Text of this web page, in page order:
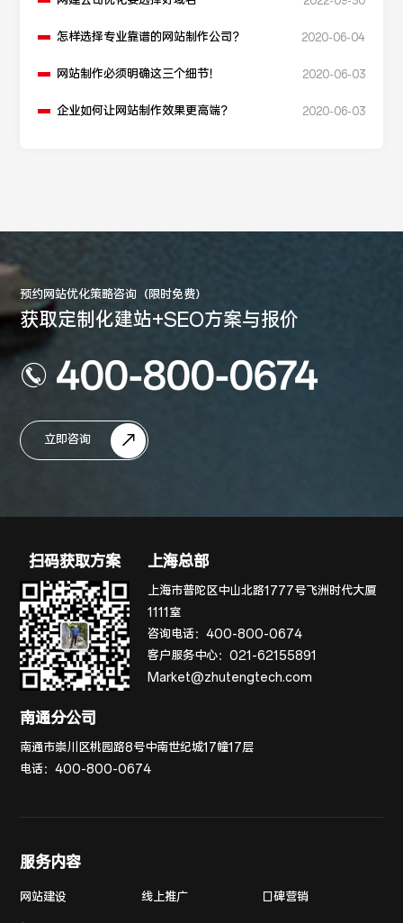
怎样选择专业靠谱的网站制作公司？ 2020-06-04
网站制作必须明确这三个细节！ 2020-06-03
企业如何让网站制作效果更高端？ 2020-06-03
预约网站优化策略咨询（限时免费）
获取定制化建站+SEO方案与报价
400-800-0674
立即咨询
扫码获取方案 上海总部
上海市普陀区中山北路1777号飞洲时代大厦
1111室
咨询电话：400-800-0674
客户服务中心：021-62155891
Market@zhutengtech.com
南通分公司
南通市崇川区桃园路8号中南世纪城17幢17层
电话：400-800-0674
服务内容
网站建设 线上推广 口碑营销